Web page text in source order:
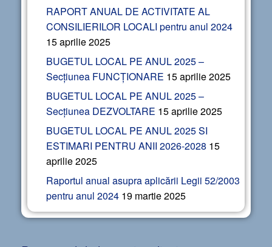
RAPORT ANUAL DE ACTIVITATE AL
CONSILIERILOR LOCALI pentru anul 2024
15 aprilie 2025
BUGETUL LOCAL PE ANUL 2025 –
Secțiunea FUNCȚIONARE 15 aprilie 2025
BUGETUL LOCAL PE ANUL 2025 –
Secțiunea DEZVOLTARE 15 aprilie 2025
BUGETUL LOCAL PE ANUL 2025 SI
ESTIMARI PENTRU ANII 2026-2028 15
aprilie 2025
Raportul anual asupra aplicării Legii 52/2003
pentru anul 2024 19 martie 2025